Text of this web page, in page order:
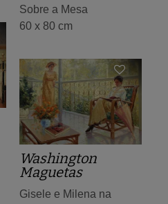
Sobre a Mesa
60 x 80 cm
Washington
Maguetas
Gisele e Milena na